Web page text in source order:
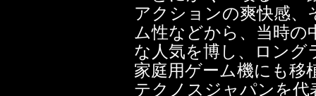
アクションの爽快感、
ム性などから、当時の
な人気を博し、ロング
家庭用ゲーム機にも移
テクノスジャパンを